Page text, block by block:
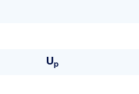
Up